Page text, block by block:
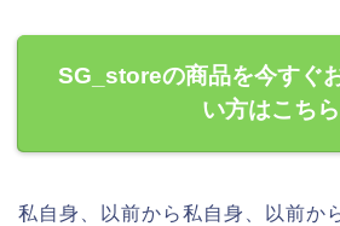
SG_storeの商品を今すぐ
い方はこちら
私自身、以前から私自身、以前か